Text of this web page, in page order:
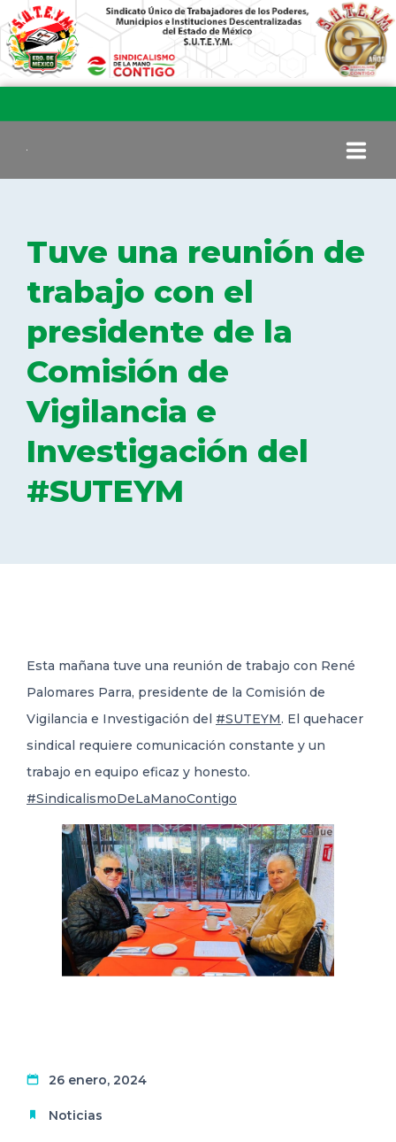
COMITÉ EJECUTIVO
COMISIÓN DE VIGILANCIA
SECCIONES
DELEGACIONES
COORDINADORES
Tuve una reunión de
trabajo con el
presidente de la
Comisión de
Vigilancia e
Investigación del
#SUTEYM
Esta mañana tuve una reunión de trabajo con René
Palomares Parra, presidente de la Comisión de
Vigilancia e Investigación del #SUTEYM. El quehacer
sindical requiere comunicación constante y un
trabajo en equipo eficaz y honesto.
#SindicalismoDeLaManoContigo
26 enero, 2024
Noticias